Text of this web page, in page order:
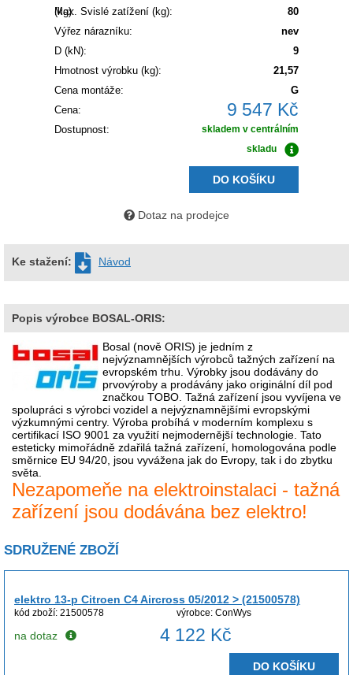
(kg):
Max. Svislé zatížení (kg):
80
Výřez nárazníku:
nev
D (kN):
9
Hmotnost výrobku (kg):
21,57
Cena montáže:
G
Cena:
9 547 Kč
Dostupnost:
skladem v centrálním
skladu
DO KOŠÍKU
Dotaz na prodejce
Ke stažení: Návod
Popis výrobce BOSAL-ORIS:
Bosal (nově ORIS) je jedním z
nejvýznamnějších výrobců tažných zařízení na
evropském trhu. Výrobky jsou dodávány do
prvovýroby a prodávány jako originální díl pod
značkou TOBO. Tažná zařízení jsou vyvíjena ve
spolupráci s výrobci vozidel a nejvýznamnějšími evropskými
výzkumnými centry. Výroba probíhá v moderním komplexu s
certifikací ISO 9001 za využití nejmodernější technologie. Tato
esteticky mimořádně zdařilá tažná zařízení, homologována podle
směrnice EU 94/20, jsou vyvážena jak do Evropy, tak i do zbytku
světa.
Nezapomeňe na elektroinstalaci - tažná
zařízení jsou dodávána bez elektro!
SDRUŽENÉ ZBOŽÍ
elektro 13-p Citroen C4 Aircross 05/2012 > (21500578)
kód zboží: 21500578 výrobce: ConWys
na dotaz 4 122 Kč
DO KOŠÍKU